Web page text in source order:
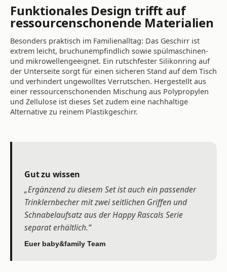
Funktionales Design trifft auf
ressourcenschonende Materialien
Besonders praktisch im Familienalltag: Das Geschirr ist
extrem leicht, bruchunempfindlich sowie spülmaschinen-
und mikrowellengeeignet. Ein rutschfester Silikonring auf
der Unterseite sorgt für einen sicheren Stand auf dem Tisch
und verhindert ungewolltes Verrutschen. Hergestellt aus
einer ressourcenschonenden Mischung aus Polypropylen
und Zellulose ist dieses Set zudem eine nachhaltige
Alternative zu reinem Plastikgeschirr.
Gut zu wissen
„Ergänzend zu diesem Set ist auch ein passender
Trinklernbecher mit zwei seitlichen Griffen und
Schnabelaufsatz aus der Happy Rascals Serie
separat erhältlich.“
Euer baby&family Team